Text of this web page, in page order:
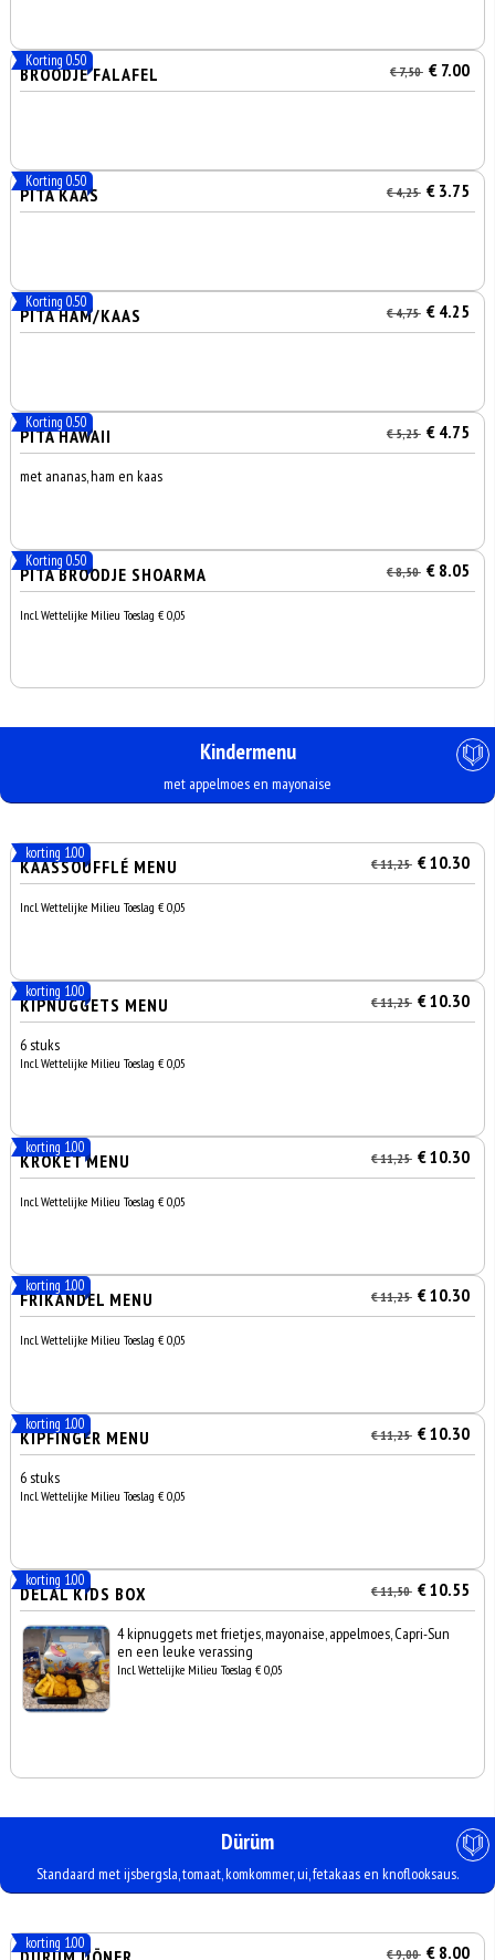
Korting 0.50
BROODJE FALAFEL € 7,50 € 7.00
Korting 0.50
PITA KAAS € 4,25 € 3.75
Korting 0.50
PITA HAM/KAAS € 4,75 € 4.25
Korting 0.50
PITA HAWAII € 5,25 € 4.75
met ananas, ham en kaas
Korting 0.50
PITA BROODJE SHOARMA € 8,50 € 8.05
Incl. Wettelijke Milieu Toeslag € 0,05
Kindermenu
met appelmoes en mayonaise
korting 1.00
KAASSOUFFLÉ MENU € 11,25 € 10.30
Incl. Wettelijke Milieu Toeslag € 0,05
korting 1.00
KIPNUGGETS MENU € 11,25 € 10.30
6 stuks
Incl. Wettelijke Milieu Toeslag € 0,05
korting 1.00
KROKET MENU € 11,25 € 10.30
Incl. Wettelijke Milieu Toeslag € 0,05
korting 1.00
FRIKANDEL MENU € 11,25 € 10.30
Incl. Wettelijke Milieu Toeslag € 0,05
korting 1.00
KIPFINGER MENU € 11,25 € 10.30
6 stuks
Incl. Wettelijke Milieu Toeslag € 0,05
korting 1.00
DELAL KIDS BOX € 11,50 € 10.55
4 kipnuggets met frietjes, mayonaise, appelmoes, Capri-Sun
en een leuke verassing
Incl. Wettelijke Milieu Toeslag € 0,05
Dürüm
Standaard met ijsbergsla, tomaat, komkommer, ui, fetakaas en knoflooksaus.
korting 1.00
€ 9,00 € 8.00